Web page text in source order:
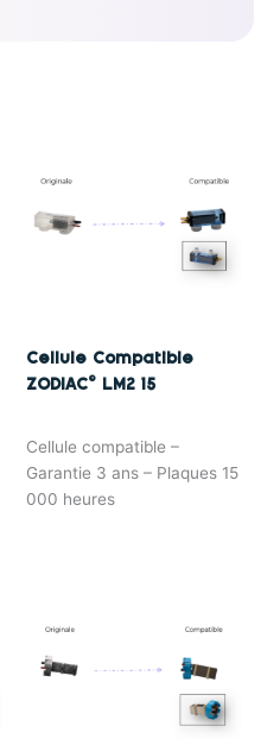
Cellule Compatible
ZODIAC© LM2 15
Cellule compatible –
Garantie 3 ans – Plaques 15
000 heures